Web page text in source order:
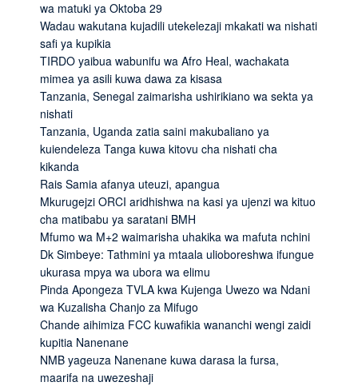
wa matuki ya Oktoba 29
Wadau wakutana kujadili utekelezaji mkakati wa nishati
safi ya kupikia
TIRDO yaibua wabunifu wa Afro Heal, wachakata
mimea ya asili kuwa dawa za kisasa
Tanzania, Senegal zaimarisha ushirikiano wa sekta ya
nishati
Tanzania, Uganda zatia saini makubaliano ya
kuiendeleza Tanga kuwa kitovu cha nishati cha
kikanda
Rais Samia afanya uteuzi, apangua
Mkurugejzi ORCI aridhishwa na kasi ya ujenzi wa kituo
cha matibabu ya saratani BMH
Mfumo wa M+2 waimarisha uhakika wa mafuta nchini
Dk Simbeye: Tathmini ya mtaala ulioboreshwa ifungue
ukurasa mpya wa ubora wa elimu
Pinda Apongeza TVLA kwa Kujenga Uwezo wa Ndani
wa Kuzalisha Chanjo za Mifugo
Chande aihimiza FCC kuwafikia wananchi wengi zaidi
kupitia Nanenane
NMB yageuza Nanenane kuwa darasa la fursa,
maarifa na uwezeshaji